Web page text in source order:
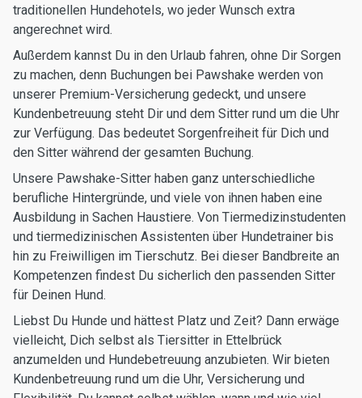
traditionellen Hundehotels, wo jeder Wunsch extra
angerechnet wird.
Außerdem kannst Du in den Urlaub fahren, ohne Dir Sorgen
zu machen, denn Buchungen bei Pawshake werden von
unserer Premium-Versicherung gedeckt, und unsere
Kundenbetreuung steht Dir und dem Sitter rund um die Uhr
zur Verfügung. Das bedeutet Sorgenfreiheit für Dich und
den Sitter während der gesamten Buchung.
Unsere Pawshake-Sitter haben ganz unterschiedliche
berufliche Hintergründe, und viele von ihnen haben eine
Ausbildung in Sachen Haustiere. Von Tiermedizinstudenten
und tiermedizinischen Assistenten über Hundetrainer bis
hin zu Freiwilligen im Tierschutz. Bei dieser Bandbreite an
Kompetenzen findest Du sicherlich den passenden Sitter
für Deinen Hund.
Liebst Du Hunde und hättest Platz und Zeit? Dann erwäge
vielleicht, Dich selbst als Tiersitter in Ettelbrück
anzumelden und Hundebetreuung anzubieten. Wir bieten
Kundenbetreuung rund um die Uhr, Versicherung und